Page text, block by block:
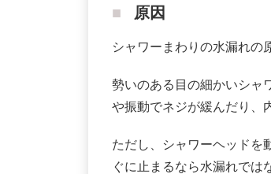
原因
シャワーまわりの水漏れの
勢いのある目の細かいシャ
や振動でネジが緩んだり、
ただし、シャワーヘッドを
ぐに止まるなら水漏れでは